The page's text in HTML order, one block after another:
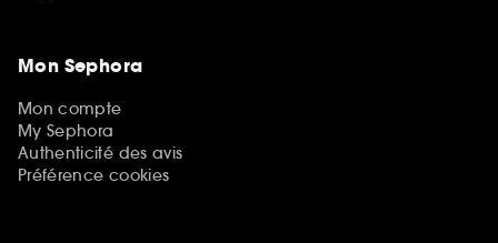
Mon Sephora
Mon compte
My Sephora
Authenticité des avis
Préférence cookies